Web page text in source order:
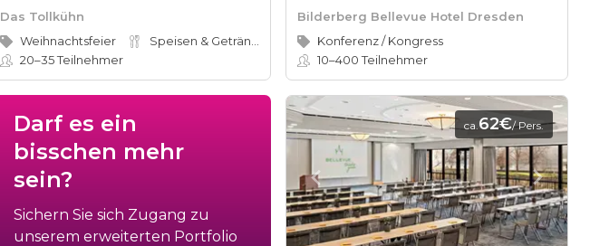
Das Tollkühn
Weihnachtsfeier
20–35Teilnehmer
Bilderberg Bellevue Hotel Dresden
Konferenz / Kongress
10–400Teilnehmer
Darf es ein
bisschen mehr
sein?
Sichern Sie sich Zugang zu
unserem erweiterten Portfolio
ca.62€/ Pers.